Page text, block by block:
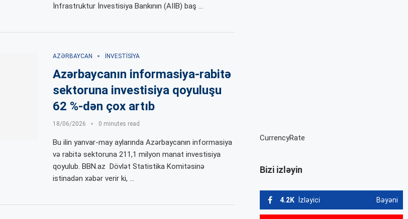
İnfrastruktur İnvestisiya Bankının (AIIB) baş …
AZƏRBAYCAN İNVESTISIYA
Azərbaycanın informasiya-rabitə
sektoruna investisiya qoyuluşu
62 %-dən çox artıb
18/06/2026 0 minutes read
Bu ilin yanvar-may aylarında Azərbaycanın informasiya
və rabitə sektoruna 211,1 milyon manat investisiya
qoyulub. BBN.az Dövlət Statistika Komitəsinə
istinadən xəbər verir ki, …
CurrencyRate
Bizi izləyin
4.2K İzləyici Bəyəni